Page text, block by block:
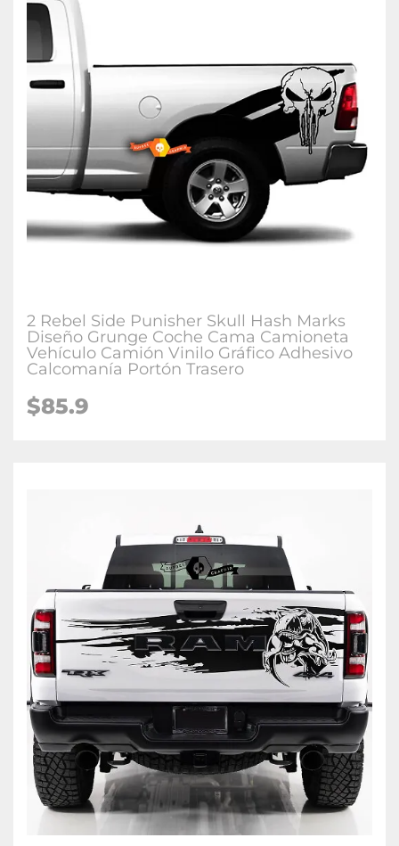
2 Rebel Side Punisher Skull Hash Marks
Diseño Grunge Coche Cama Camioneta
Vehículo Camión Vinilo Gráfico Adhesivo
Calcomanía Portón Trasero
$85.9